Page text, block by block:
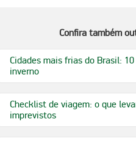
Confira também
Cidades mais frias do Brasil:
inverno
Checklist de viagem: o que
imprevistos